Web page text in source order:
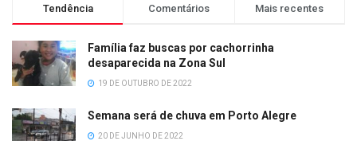
Tendência Comentários Mais recentes
Família faz buscas por cachorrinha
desaparecida na Zona Sul
19 DE OUTUBRO DE 2022
Semana será de chuva em Porto Alegre
20 DE JUNHO DE 2022